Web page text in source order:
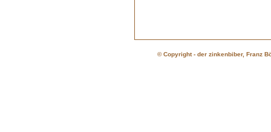
© Copyright - der zinkenbiber, Franz